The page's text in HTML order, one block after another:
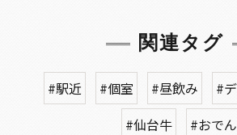
関連タグ
#駅近 #個室 #昼飲み #
#仙台牛
#おでん